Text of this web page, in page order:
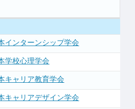
インターンシップ学会
学校心理学会
キャリア教育学会
キャリアデザイン学会